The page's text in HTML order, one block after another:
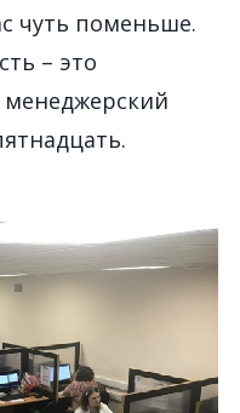
чуть поменьше.
– это